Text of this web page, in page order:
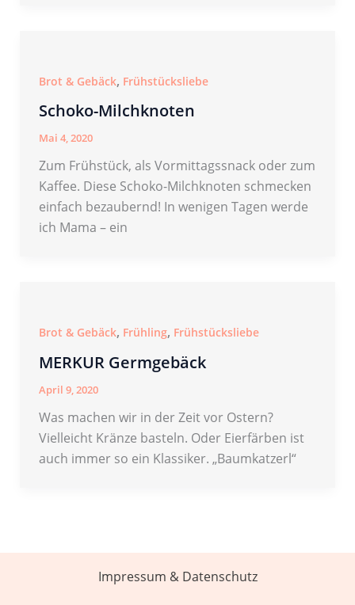
Brot & Gebäck, Frühstücksliebe
Schoko-Milchknoten
Mai 4, 2020
Zum Frühstück, als Vormittagssnack oder zum
Kaffee. Diese Schoko-Milchknoten schmecken
einfach bezaubernd! In wenigen Tagen werde
ich Mama – ein
Brot & Gebäck, Frühling, Frühstücksliebe
MERKUR Germgebäck
April 9, 2020
Was machen wir in der Zeit vor Ostern?
Vielleicht Kränze basteln. Oder Eierfärben ist
auch immer so ein Klassiker. „Baumkatzerl“
Impressum & Datenschutz